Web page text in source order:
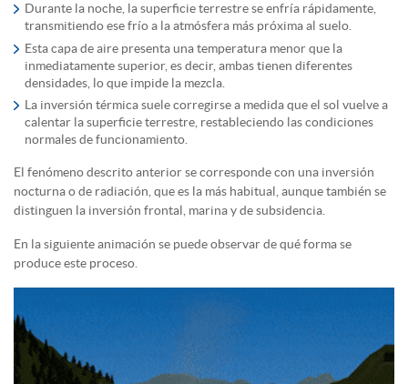
Durante la noche, la superficie terrestre se enfría rápidamente,
transmitiendo ese frío a la atmósfera más próxima al suelo.
Esta capa de aire presenta una temperatura menor que la
inmediatamente superior, es decir, ambas tienen diferentes
densidades, lo que impide la mezcla.
La inversión térmica suele corregirse a medida que el sol vuelve a
calentar la superficie terrestre, restableciendo las condiciones
normales de funcionamiento.
El fenómeno descrito anterior se corresponde con una inversión
nocturna o de radiación, que es la más habitual, aunque también se
distinguen la inversión frontal, marina y de subsidencia.
En la siguiente animación se puede observar de qué forma se
produce este proceso.